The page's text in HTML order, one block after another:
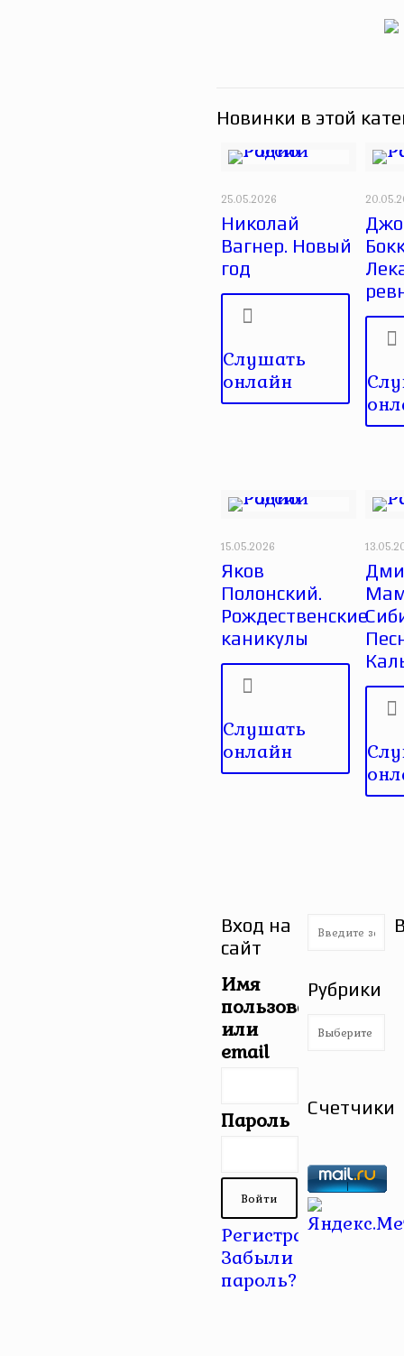
Новинки в этой
25.05.2026
Николай
Вагнер. Новый
год
Слушать
онлайн
15.05.2026
Яков
Полонский.
Рождественские
каникулы
Слушать
онлайн
Вход на
сайт
Имя
пользователя
или
email
Пароль
Регистрация |
Забыли
пароль?
Рубрики
Рубрики
Счетчики